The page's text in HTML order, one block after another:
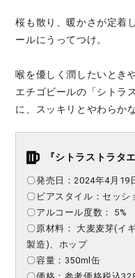
桜も散り、暖かさが定着
ールにうってつけ。
喉を優しく潤したいとき
エチゴビールの「シトラ
に、スッキリとやわらか
『シトラストラタ
〇発売日： 2024年4月19
〇ビアスタイル： セッシ
〇アルコール度数： 5%
〇原材料： 大麦麦芽(イ
製造)、ホップ
〇容量： 350ml缶